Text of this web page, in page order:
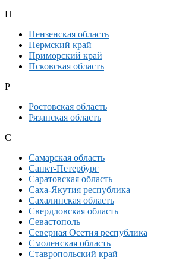
П
Пензенская область
Пермский край
Приморский край
Псковская область
Р
Ростовская область
Рязанская область
С
Самарская область
Санкт-Петербург
Саратовская область
Саха-Якутия республика
Сахалинская область
Свердловская область
Севастополь
Северная Осетия республика
Смоленская область
Ставропольский край